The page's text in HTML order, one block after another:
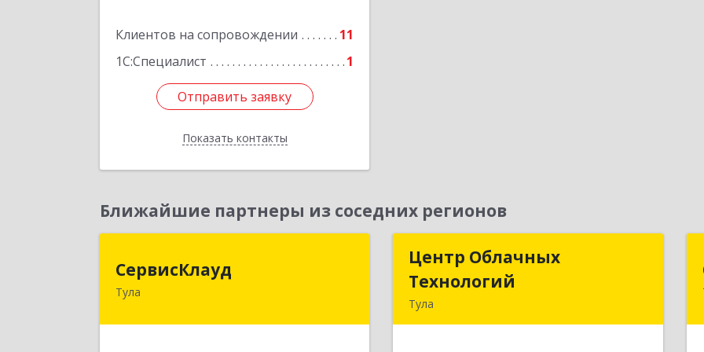
Клиентов на сопровождении
11
1С:Специалист
1
Отправить заявку
Показать контакты
Отправить заявку
Назад
Ближайшие партнеры из соседних регионов
СервисКлауд
Тула
300028, Тульская обл, Тула г, Болдина
Центр Облачных
Технологий
Тула
Центр Облачных